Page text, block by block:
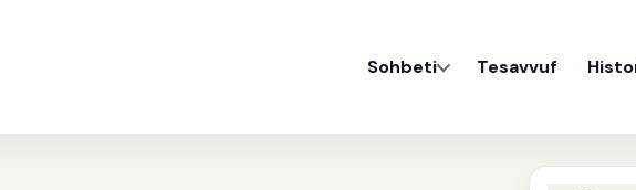
Sohbeti Tesavvuf